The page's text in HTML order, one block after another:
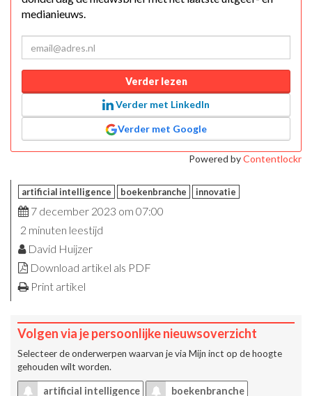
medianieuws.
Verder lezen
Verder met LinkedIn
Verder met Google
Powered byContentlockr
artificial intelligence boekenbranche innovatie
7 december 2023 om 07:00
2 minuten leestijd
David Huijzer
Download artikel als PDF
Print artikel
Volgen via je persoonlijke nieuwsoverzicht
Selecteer de onderwerpen waarvan je via Mijn inct op de hoogte
gehouden wilt worden.
artificial intelligence
boekenbranche